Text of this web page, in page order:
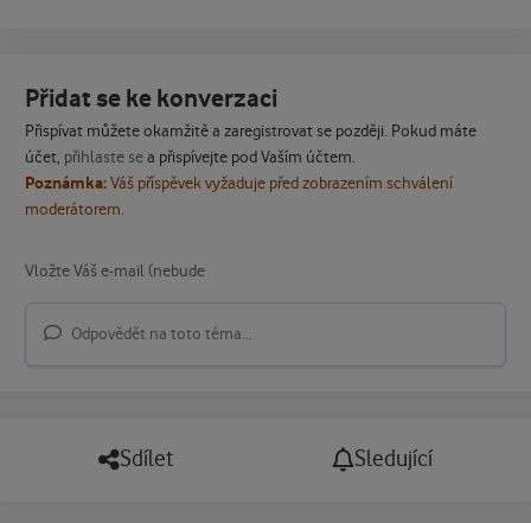
Přidat se ke konverzaci
Přispívat můžete okamžitě a zaregistrovat se později. Pokud máte
účet, přihlaste sea přispívejte pod Vaším účtem.
Poznámka:Váš příspěvek vyžaduje před zobrazením schválení
moderátorem.
Odpovědět na toto téma...
Sdílet Sledující